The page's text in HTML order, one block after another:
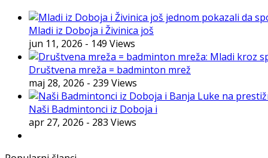
Mladi iz Doboja i Živinica još
jun 11, 2026 - 149 Views
Društvena mreža = badminton mrež
maj 28, 2026 - 239 Views
Naši Badmintonci iz Doboja i
apr 27, 2026 - 283 Views